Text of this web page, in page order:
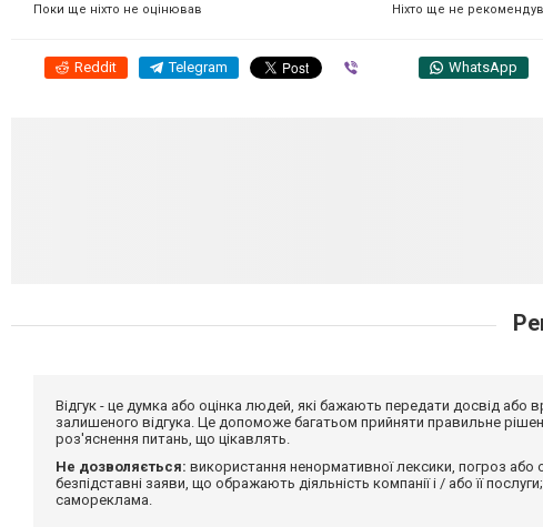
Поки ще ніхто не оцінював Ніхто ще не
Reddit Telegram WhatsApp
Відгук - це думка або оцінка людей, які бажають передати досвід
залишеного відгука. Це допоможе багатьом прийняти правильне
роз'яснення питань, що цікавлять.
Не дозволяється: використання ненормативної лексики, погроз
безпідставні заяви, що ображають діяльність компанії і / або її
самореклама.